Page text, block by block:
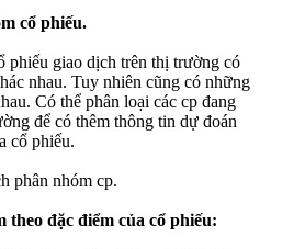
cổ phiếu.
phiếu giao dịch trên thị trường có
nhau. Tuy nhiên cũng có những
Có thể phân loại các cp đang
để có thêm thông tin dự đoán
cổ phiếu.
phân nhóm cp.
theo đặc điểm của cổ phiếu: